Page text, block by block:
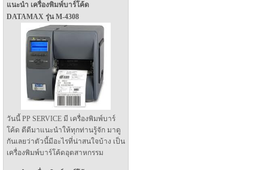
แนะนำ เครื่องพิมพ์บาร์โค้ด
DATAMAX รุ่น M-4308
วันนี้ PP SERVICE มี เครื่องพิมพ์บาร์
โค้ด ดีดีมาแนะนำให้ทุกท่านรู้จัก มาดู
กันเลยว่าตัวนี้มีอะไรที่น่าสนใจบ้าง เป็น
เครื่องพิมพ์บาร์โค้ดอุตสาหกรรม